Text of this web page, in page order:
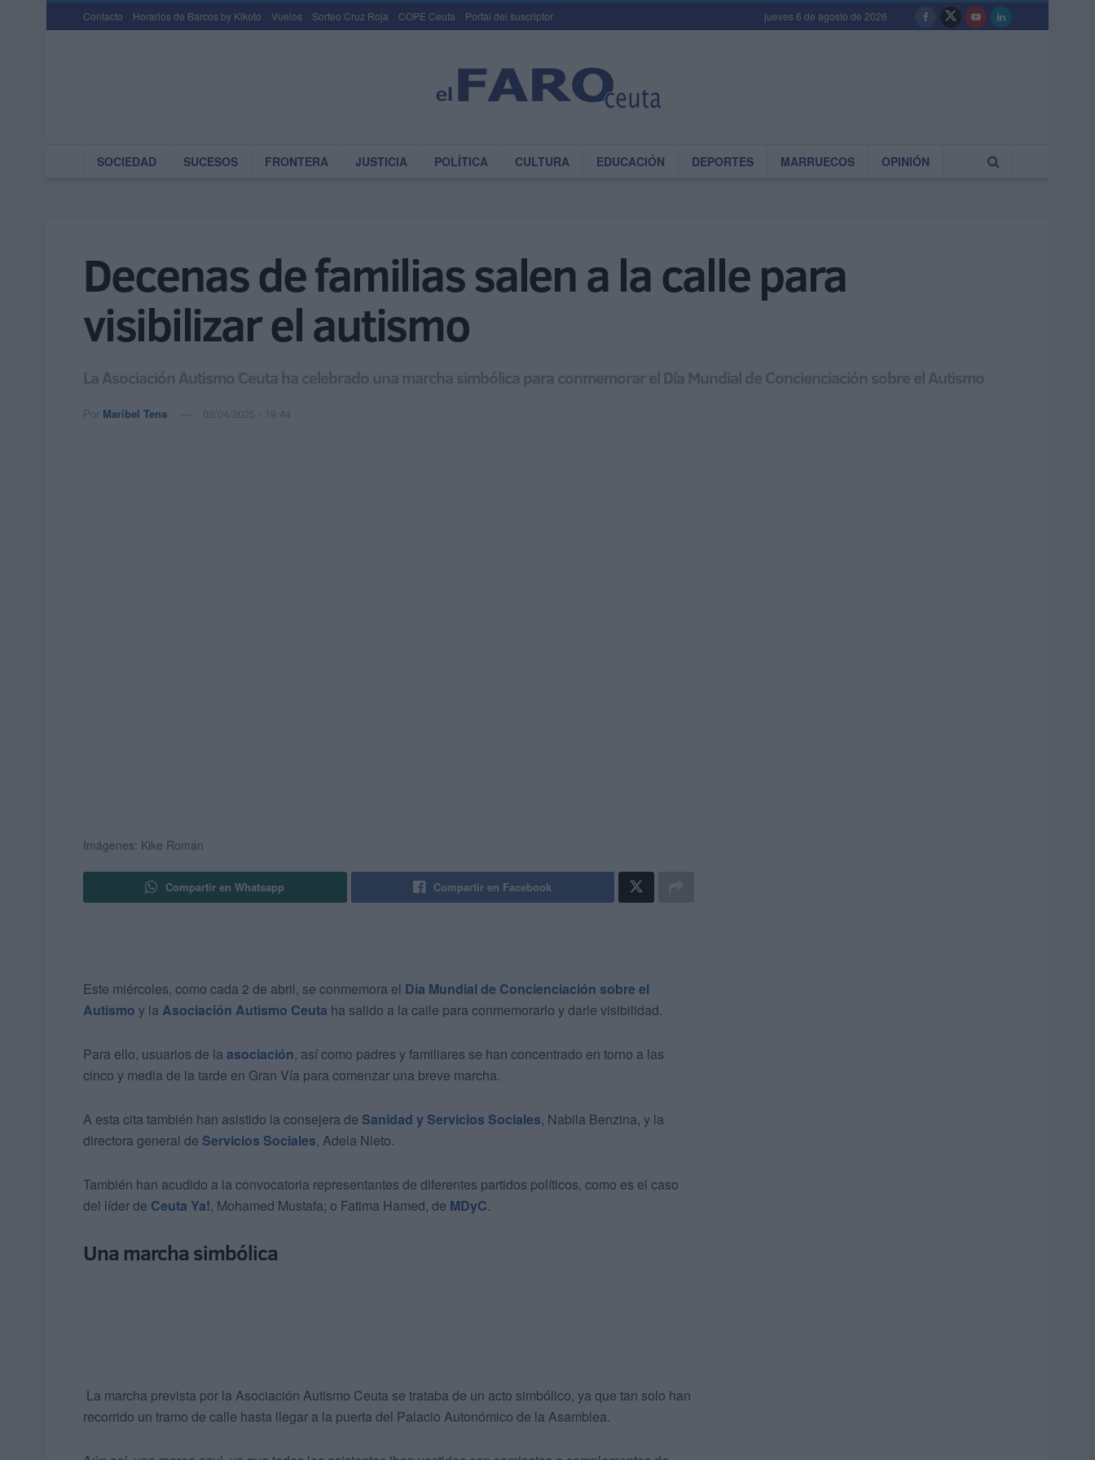
Contacto Horarios de Barcos by Kikoto Vuelos Sorteo Cruz Roja COPE Ceuta Portal del suscriptor jueves 6 de agosto de 2026
SOCIEDAD SUCESOS FRONTERA JUSTICIA POLÍTICA CULTURA EDUCACIÓN DEPORTES MARRUECOS OPINIÓN
Decenas de familias salen a la calle para
visibilizar el autismo
La Asociación Autismo Ceuta ha celebrado una marcha simbólica para conmemorar el Día Mundial de Concienciación sobre el Autismo
Por Maribel Tena 02/04/2025 - 19:44
Imágenes: Kike Román
Compartir en Whatsapp Compartir en Facebook
Este miércoles, como cada 2 de abril, se conmemora el Día Mundial de Concienciación sobre el
Autismo y la Asociación Autismo Ceuta ha salido a la calle para conmemorarlo y darle visibilidad.
Para ello, usuarios de la asociación, así como padres y familiares se han concentrado en torno a las
cinco y media de la tarde en Gran Vía para comenzar una breve marcha.
A esta cita también han asistido la consejera de Sanidad y Servicios Sociales, Nabila Benzina, y la
directora general de Servicios Sociales, Adela Nieto.
También han acudido a la convocatoria representantes de diferentes partidos políticos, como es el caso
del líder de Ceuta Ya!, Mohamed Mustafa; o Fatima Hamed, de MDyC.
Una marcha simbólica
La marcha prevista por la Asociación Autismo Ceuta se trataba de un acto simbólico, ya que tan solo han
recorrido un tramo de calle hasta llegar a la puerta del Palacio Autonómico de la Asamblea.